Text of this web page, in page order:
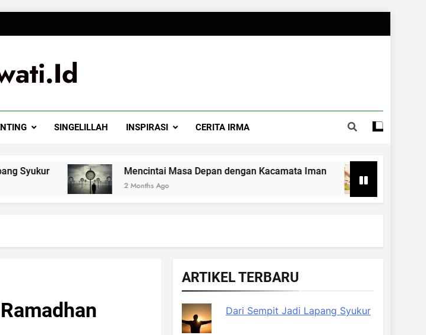
SINGELILLAH INSPIRASI CERITA IRMA
Mencintai Masa Depan dengan Kacamata Iman
2 Months Ago
7 Kegiatan Mempererat
3 Months Ago
ARTIKEL TERBARU
Dari Sempit Jadi Lapang Syukur